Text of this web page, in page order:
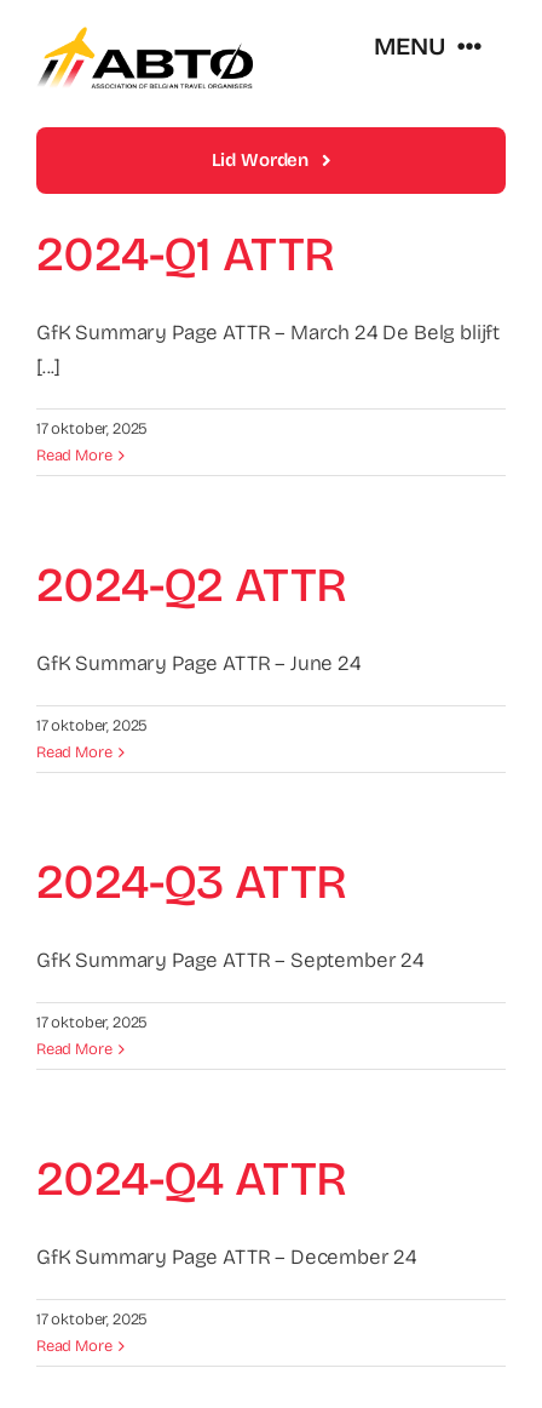
content
MENU
Over Abto
Trends En Evoluties Van De Reissector
Nieuws
ABC Van De Toeristische Terminologie
Nederlands
Lid Worden
2024-Q1 ATTR
GfK Summary Page ATTR – March 24 De Belg blijft
[...]
17 oktober, 2025
Read More
2024-Q2 ATTR
GfK Summary Page ATTR – June 24
17 oktober, 2025
Read More
2024-Q3 ATTR
GfK Summary Page ATTR – September 24
17 oktober, 2025
Read More
2024-Q4 ATTR
GfK Summary Page ATTR – December 24
17 oktober, 2025
Read More